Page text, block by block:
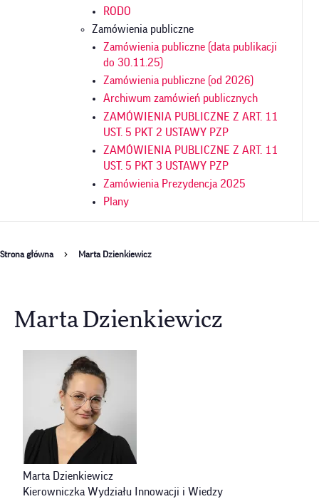
RODO
Zamówienia publiczne
Zamówienia publiczne (data publikacji
do 30.11.25)
Zamówienia publiczne (od 2026)
Archiwum zamówień publicznych
ZAMÓWIENIA PUBLICZNE Z ART. 11
UST. 5 PKT 2 USTAWY PZP
ZAMÓWIENIA PUBLICZNE Z ART. 11
UST. 5 PKT 3 USTAWY PZP
Zamówienia Prezydencja 2025
Plany
Ścieżka
Strona główna Marta Dzienkiewicz
Marta Dzienkiewicz
Marta Dzienkiewicz
Kierowniczka Wydziału Innowacji i Wiedzy